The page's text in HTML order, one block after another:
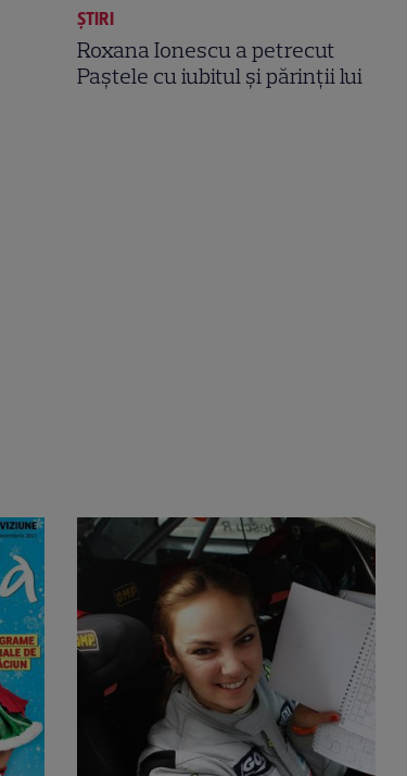
ȘTIRI
Roxana Ionescu a petrecut
Paştele cu iubitul şi părinţii lui